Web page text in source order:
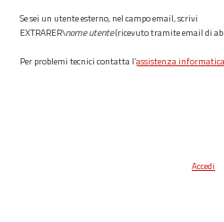
Se sei un utente esterno, nel campo email, scrivi
EXTRARER\nome utente(ricevuto tramite email di
Per problemi tecnici contatta l’assistenza informatica
Accedi